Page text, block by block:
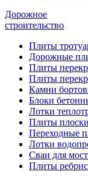
Дорожное
строительство
Плиты
Дорожные
Плиты
Плиты
Камни
Блоки
Лотки
Плиты
Переходные
Лотки
Сваи для
Плиты